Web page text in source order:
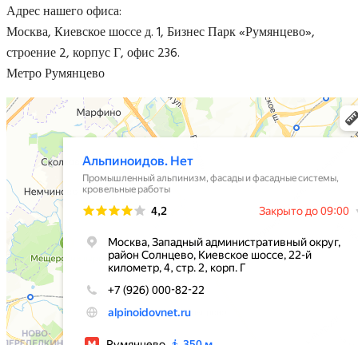
Адрес нашего офиса:
Москва, Киевское шоссе д. 1, Бизнес Парк «Румянцево»,
строение 2, корпус Г, офис 236.
Метро Румянцево